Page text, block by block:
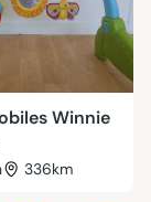
Winnie
336km